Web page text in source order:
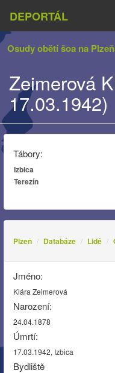
DEPORTÁL
Osudy obětí šoa na
Zeimerová
17.03.1942)
Tábory:
Izbica
Terezín
Plzeň Databáze Lidé
Jméno:
Klára Zeimerová
Narození:
24.04.1878
Úmrtí:
17.03.1942, Izbica
Bydliště